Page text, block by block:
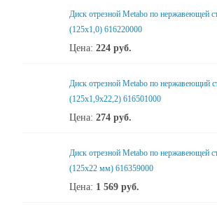
Диск отрезной Metabo по нержавеющей
(125x1,0) 616220000
Цена: 224 руб.
Диск отрезной Metabo по нержавеющий
(125x1,9x22,2) 616501000
Цена: 274 руб.
Диск отрезной Metabo по нержавеющей
(125x22 мм) 616359000
Цена: 1 569 руб.